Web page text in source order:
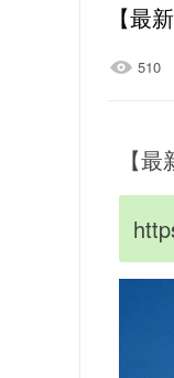
【最
510
【